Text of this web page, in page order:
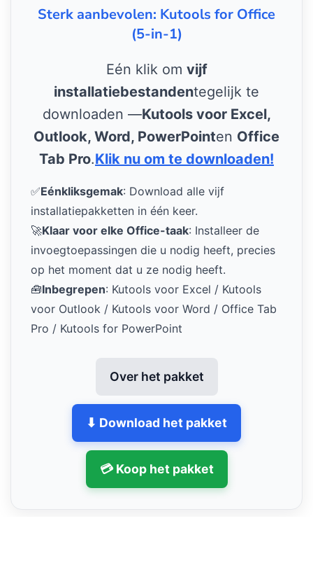
Sterk aanbevolen: Kutools for Office
(5-in-1)
Eén klik om vijf
installatiebestandentegelijk te
downloaden —Kutools voor Excel,
Outlook, Word, PowerPointen Office
Tab Pro.Klik nu om te downloaden!
✅Eénkliksgemak: Download alle vijf
installatiepakketten in één keer.
🚀Klaar voor elke Office-taak: Installeer de
invoegtoepassingen die u nodig heeft, precies
op het moment dat u ze nodig heeft.
🧰Inbegrepen: Kutools voor Excel / Kutools
voor Outlook / Kutools voor Word / Office Tab
Pro / Kutools for PowerPoint
Over het pakket
⬇ Download het pakket
💳 Koop het pakket